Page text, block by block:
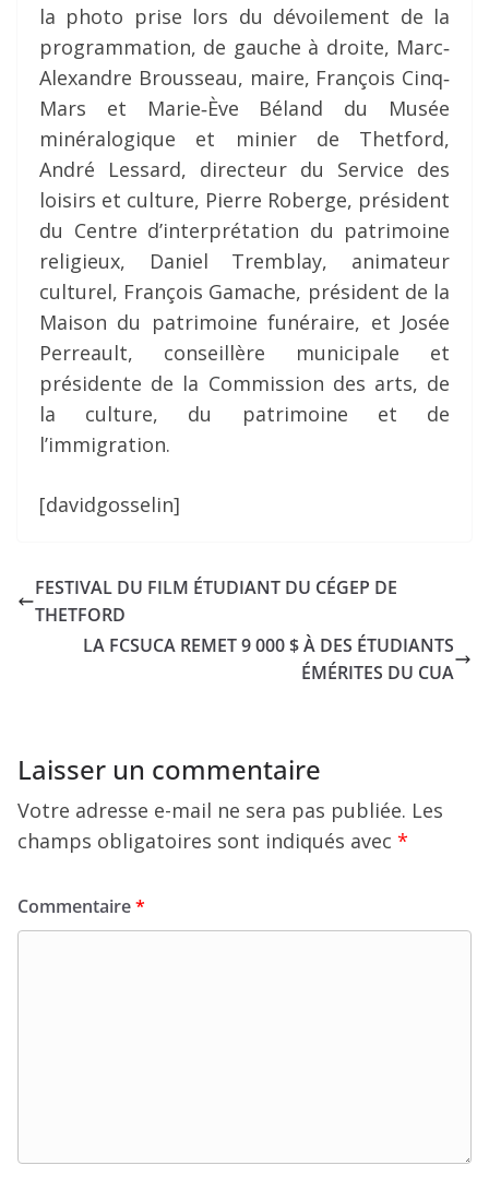
la photo prise lors du dévoilement de la
programmation, de gauche à droite, Marc‐
Alexandre Brousseau, maire, François Cinq‐
Mars et Marie‐Ève Béland du Musée
minéralogique et minier de Thetford,
André Lessard, directeur du Service des
loisirs et culture, Pierre Roberge, président
du Centre d’interprétation du patrimoine
religieux, Daniel Tremblay, animateur
culturel, François Gamache, président de la
Maison du patrimoine funéraire, et Josée
Perreault, conseillère municipale et
présidente de la Commission des arts, de
la culture, du patrimoine et de
l’immigration.
[davidgosselin]
FESTIVAL DU FILM ÉTUDIANT DU CÉGEP DE
THETFORD
LA FCSUCA REMET 9 000 $ À DES ÉTUDIANTS
ÉMÉRITES DU CUA
Laisser un commentaire
Votre adresse e-mail ne sera pas publiée. Les
champs obligatoires sont indiqués avec *
Commentaire*